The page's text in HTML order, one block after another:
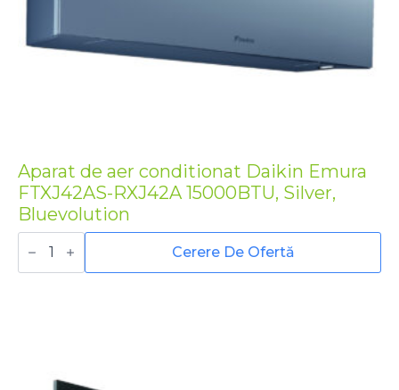
Aparat de aer conditionat Daikin Emura
FTXJ42AS-RXJ42A 15000BTU, Silver,
Bluevolution
Cantitate
Aparat
Silver,
Cerere De Ofertă